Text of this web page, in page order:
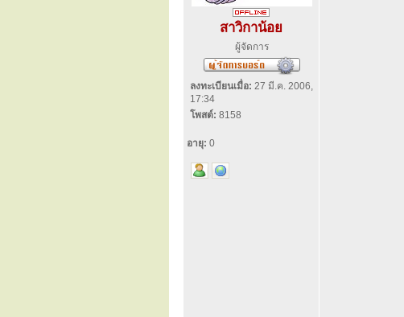
สาวิกาน้อย
ผู้จัดการ
ลงทะเบียนเมื่อ: 27 มี.ค. 2006,
17:34
โพสต์: 8158
อายุ: 0